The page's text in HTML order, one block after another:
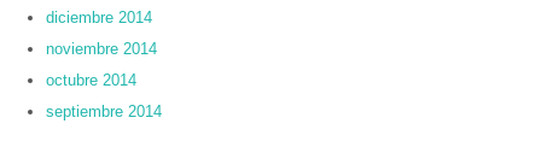
diciembre 2014
noviembre 2014
octubre 2014
septiembre 2014